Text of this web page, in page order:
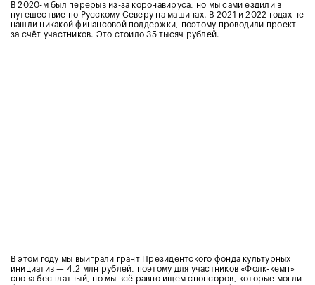
В 2020-м был перерыв из-за коронавируса, но мы сами ездили в
путешествие по Русскому Северу на машинах. В 2021 и 2022 годах не
нашли никакой финансовой поддержки, поэтому проводили проект
за счёт участников. Это стоило 35 тысяч рублей.
В этом году мы выиграли грант Президентского фонда культурных
инициатив — 4,2 млн рублей , поэтому для участников «Фолк-кемп»
снова бесплатный, но мы всё равно ищем спонсоров, которые могли